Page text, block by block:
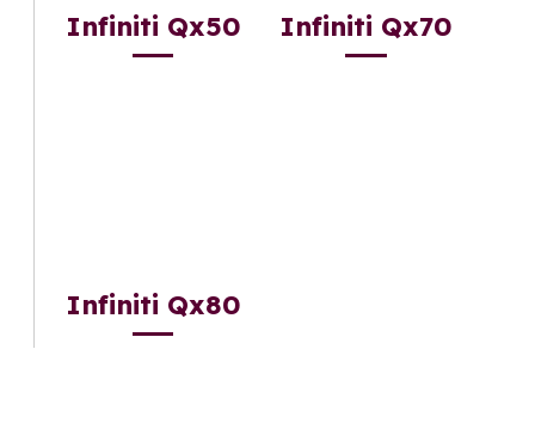
Infiniti Qx50 Infiniti Qx70
Infiniti Qx80